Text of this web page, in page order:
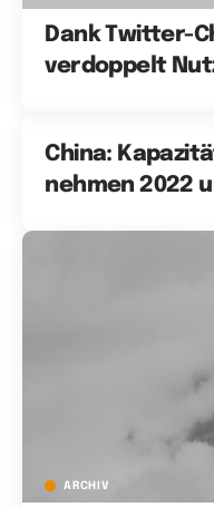
Dank Twitter-
verdoppelt
China:
nehmen 2022
ARCHIV